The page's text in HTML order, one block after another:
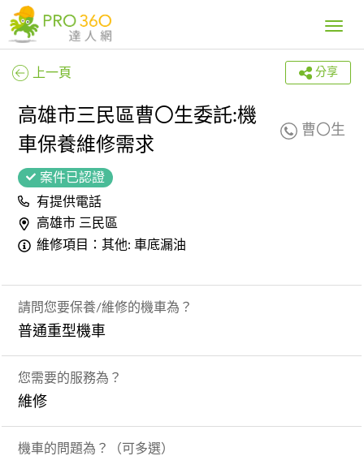
Toggle
上一頁 分享
高雄市三民區曹〇生委託:機
車保養維修需求
曹〇生
案件已認證
有提供電話
高雄市 三民區
維修項目：其他: 車底漏油
請問您要保養/維修的機車為？
普通重型機車
您需要的服務為？
維修
機車的問題為？（可多選）